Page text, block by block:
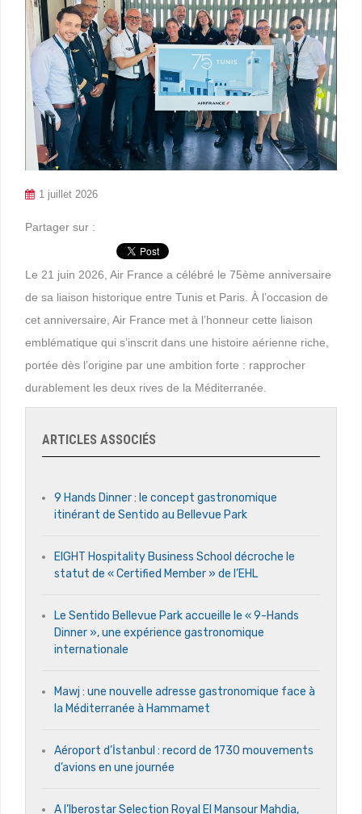
1 juillet 2026
Partager sur :
Le 21 juin 2026, Air France a célébré le 75ème anniversaire
de sa liaison historique entre Tunis et Paris. À l’occasion de
cet anniversaire, Air France met à l’honneur cette liaison
emblématique qui s’inscrit dans une histoire aérienne riche,
portée dès l’origine par une ambition forte : rapprocher
durablement les deux rives de la Méditerranée.
ARTICLES ASSOCIÉS
9 Hands Dinner : le concept gastronomique
itinérant de Sentido au Bellevue Park
EIGHT Hospitality Business School décroche le
statut de « Certified Member » de l’EHL
Le Sentido Bellevue Park accueille le « 9-Hands
Dinner », une expérience gastronomique
internationale
Mawj : une nouvelle adresse gastronomique face à
la Méditerranée à Hammamet
Aéroport d’İstanbul : record de 1730 mouvements
d’avions en une journée
A l’Iberostar Selection Royal El Mansour Mahdia,